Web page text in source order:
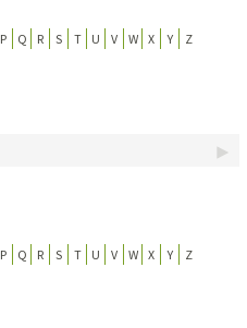
P Q R S T U V W X Y Z
P Q R S T U V W X Y Z